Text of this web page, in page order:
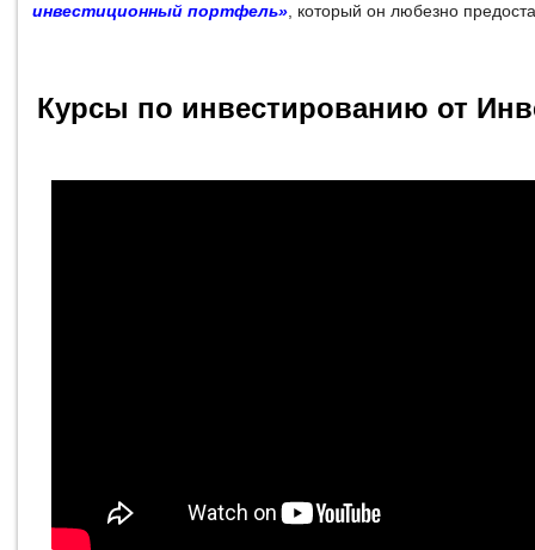
инвестиционный портфель» , который он любезно
Курсы по инвестированию от